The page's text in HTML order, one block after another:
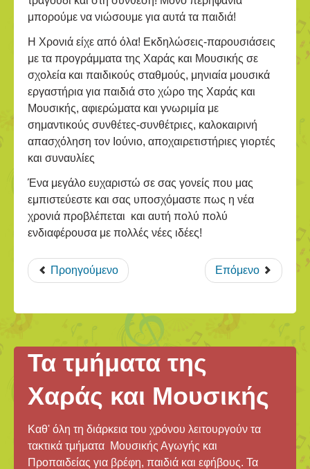
μπορούμε να νιώσουμε για αυτά τα παιδιά!
Η Χρονιά είχε από όλα! Εκδηλώσεις-παρουσιάσεις
με τα προγράμματα της Χαράς και Μουσικής σε
σχολεία και παιδικούς σταθμούς, μηνιαία μουσικά
εργαστήρια για παιδιά στο χώρο της Χαράς και
Μουσικής, αφιερώματα και γνωριμία με
σημαντικούς συνθέτες-συνθέτριες, καλοκαιρινή
απασχόληση τον Ιούνιο, αποχαιρετιστήριες γιορτές
και συναυλίες
Ένα μεγάλο ευχαριστώ σε σας γονείς που μας
εμπιστεύεστε και σας υποσχόμαστε πως η νέα
χρονιά προβλέπεται και αυτή πολύ πολύ
ενδιαφέρουσα με πολλές νέες ιδέες!
Προηγούμενο Επόμενο
Τα τμήματα της
Χαράς και Μουσικής
Καθ' όλη τη διάρκεια του χρόνου λειτουργούν τα
τακτικά τμήματα Μουσικής Αγωγής και
Προπαιδείας για βρέφη, παιδιά και εφήβους. Τα